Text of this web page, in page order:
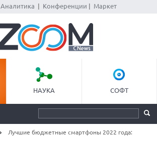
Аналитика Конференции Маркет
НАУКА СОФТ
Лучшие бюджетные смартфоны 2022 года: